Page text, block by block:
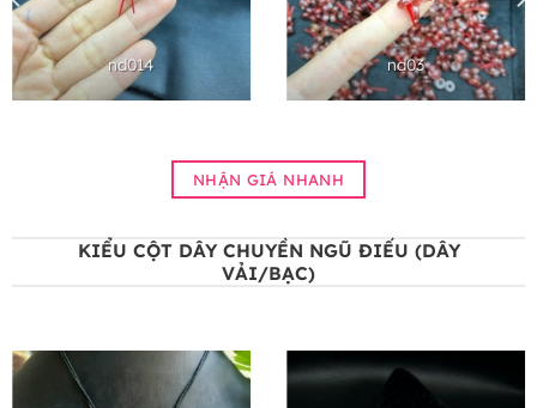
nd014 nd03
NHẬN GIÁ NHANH
KIỂU CỘT DÂY CHUYỀN NGŨ ĐIẾU (DÂY
VẢI/BẠC)